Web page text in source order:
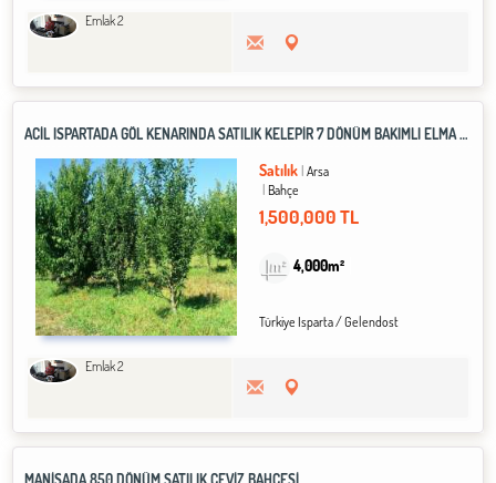
Emlak 2
ACİL ISPARTADA GÖL KENARINDA SATILIK KELEPİR 7 DÖNÜM BAKIMLI ELMA BAHÇESİ
Satılık Arsa
Bahçe
1,500,000 TL
4,000m²
Türkiye Isparta / Gelendost
Emlak 2
MANİSADA 850 DÖNÜM SATILIK CEVİZ BAHÇESİ